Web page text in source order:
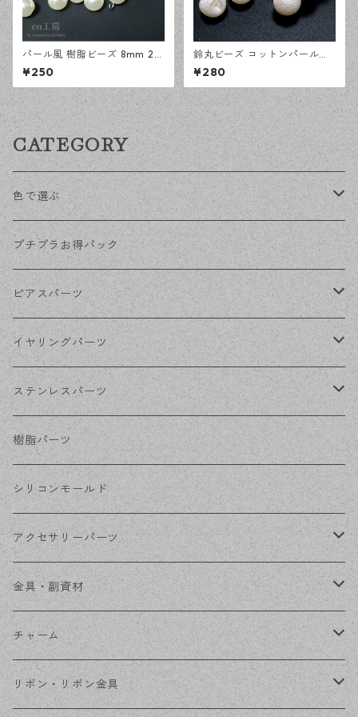
パール風 樹脂ビーズ 8mm 20
0個 アクリルビーズ アクセサ
リーパーツ ハンドメイド資材
【en工房】
¥250
鈴丸ビーズ コットンパール風
10mm 50個 樹脂 アクリルビ
ーズ アクセサリーパーツ ハン
ドメイド資材 【en工房】
¥280
CATEGORY
色で選ぶ
KCゴールド
ゴールド
シルバー
ホワイトシルバー
ステンレス・シルバー
ステンレス・ゴールド
プチプラお得パック
ピアスパーツ
ポストピアス
フックピアス
その他ピアス
イヤリングパーツ
ネジばねイヤリング
クリップイヤリング
ノンホールピアス
ステンレスパーツ
ステンレスピアス
ステンレスイヤリング
ステンレスチェーン
ステンレス金具
樹脂パーツ
シリコンモールド
アクセサリーパーツ
デザイン丸カン
フレーム
コネクター
金具・副資材
丸カン
ピン類
チャーム
金属
リボン・リボン金具